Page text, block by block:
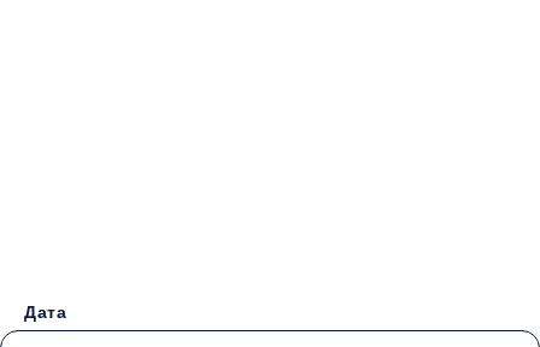
Дата